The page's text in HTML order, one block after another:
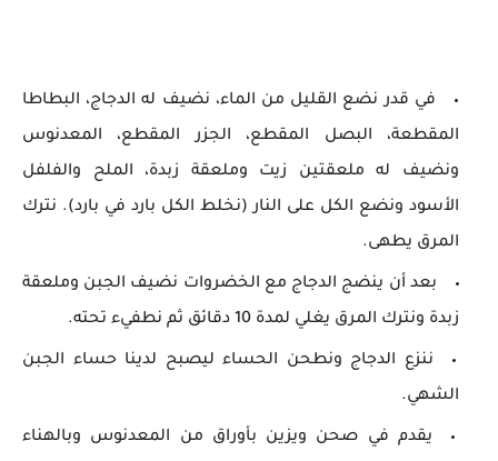
في قدر نضع القليل من الماء، نضيف له الدجاج، البطاطا
المقطعة، البصل المقطع، الجزر المقطع، المعدنوس
ونضيف له ملعقتين زيت وملعقة زبدة، الملح والفلفل
الأسود ونضع الكل على النار (نخلط الكل بارد في بارد). نترك
المرق يطهى.
بعد أن ينضج الدجاج مع الخضروات نضيف الجبن وملعقة
زبدة ونترك المرق يغلي لمدة 10 دقائق ثم نطفيء تحته.
ننزع الدجاج ونطحن الحساء ليصبح لدينا حساء الجبن
الشهي.
يقدم في صحن ويزين بأوراق من المعدنوس وبالهناء